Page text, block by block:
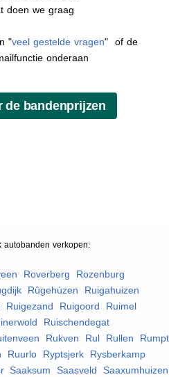
doen we graag
"veel gestelde vragen" of de
onderaan
autobanden verkopen:
Roverberg Rozenburg
Rûgehúzen Ruigahuizen
Ruigezand Ruigoord Ruimel
Ruischendegat
Rukven Rul Rullen
Rumpt
Ruurlo Ryptsjerk Rysberkamp
, Saaksum Saasveld Saaxumhuizen